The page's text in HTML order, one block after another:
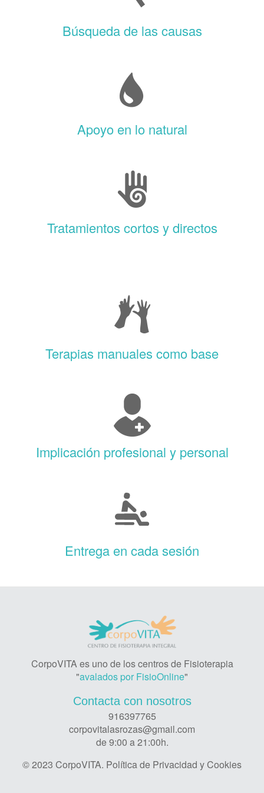
Búsqueda de las causas
Apoyo en lo natural
Tratamientos cortos y directos
Terapias manuales como base
Implicación profesional y personal
Entrega en cada sesión
CorpoVITA es uno de los centros de Fisioterapia
"avalados por FisioOnline"
Contacta con nosotros
916397765
corpovitalasrozas@gmail.com
de 9:00 a 21:00h.
© 2023 CorpoVITA. Política de Privacidad y Cookies